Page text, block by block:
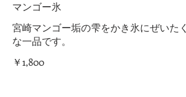
マンゴー氷
宮崎マンゴー垢の雫をかき氷にぜいたく
な一品です。
￥1,800